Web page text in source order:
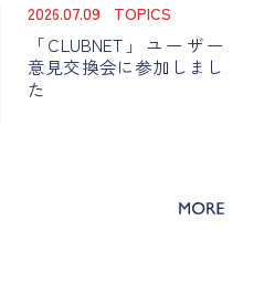
2026.07.09 TOPICS
「CLUBNET」ユーザー
意見交換会に参加しまし
た